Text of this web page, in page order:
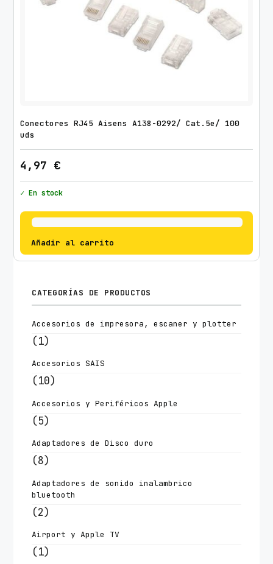
Conectores RJ45 Aisens A138-0292/ Cat.5e/ 100
uds
4,97 €
✓ En stock
Añadir al carrito
CATEGORÍAS DE PRODUCTOS
Accesorios de impresora, escaner y plotter
(1)
Accesorios SAIS
(10)
Accesorios y Periféricos Apple
(5)
Adaptadores de Disco duro
(8)
Adaptadores de sonido inalambrico
bluetooth
(2)
Airport y Apple TV
(1)